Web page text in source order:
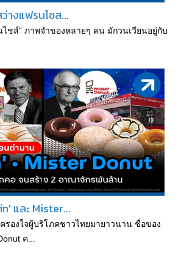
างแฟรนไชส...
ไชส์" ภาพจำของหลายๆ คน มักวนเวียนอยู่กับ
และ Mister...
รองใจผู้บริโภคชาวไทยมายาวนาน ชื่อของ
ค...